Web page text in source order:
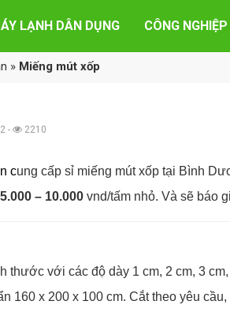
LẠNH DÂN DỤNG CÔNG NGHIỆP
» Miếng mút xốp
- 2210
cung cấp sỉ miếng mút xốp tại Bình
5.000 – 10.000 vnd/tấm nhỏ. Và sẽ báo
thước với các độ dày 1 cm, 2 cm, 3
160 x 200 x 100 cm. Cắt theo yêu